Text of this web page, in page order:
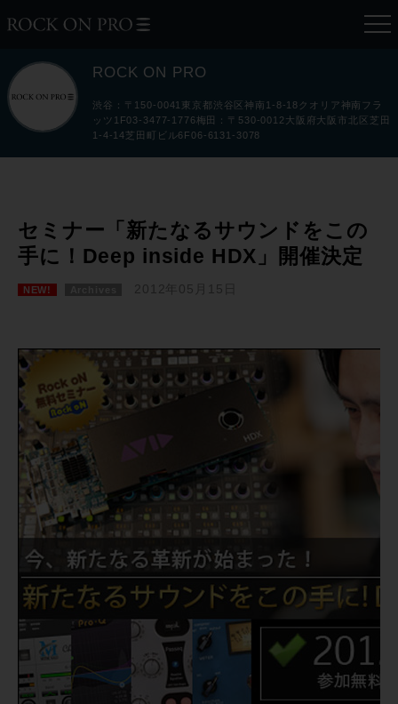
ROCK ON PRO
渋谷：〒150-0041東京都渋谷区神南1-8-18クオリア神南フラ
ッツ1F03-3477-1776梅田：〒530-0012大阪府大阪市北区芝田
1-4-14芝田町ビル6F06-6131-3078
セミナー「新たなるサウンドをこの
手に！Deep inside HDX」開催決定
NEW! 2012年05月15日